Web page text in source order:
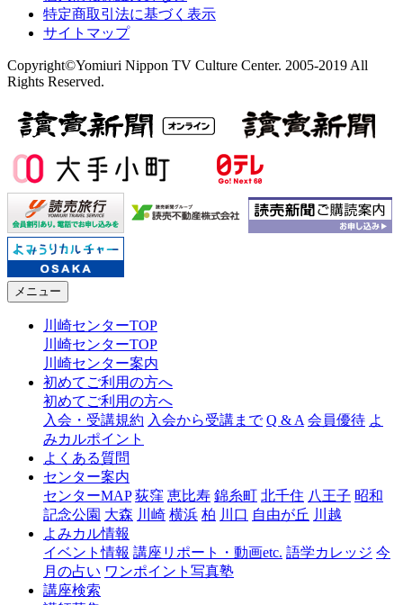
特定商取引法に基づく表示
サイトマップ
Copyright©Yomiuri Nippon TV Culture Center. 2005-2019 All
Rights Reserved.
メニュー
川崎センターTOP
川崎センターTOP
川崎センター案内
初めてご利用の方へ
初めてご利用の方へ
入会・受講規約 入会から受講まで Q & A 会員優待 よ
みカルポイント
よくある質問
センター案内
センターMAP 荻窪 恵比寿 錦糸町 北千住 八王子 昭和
記念公園 大森 川崎 横浜 柏 川口 自由が丘 川越
よみカル情報
イベント情報 講座リポート・動画etc. 語学カレッジ 今
月の占い ワンポイント写真塾
講座検索